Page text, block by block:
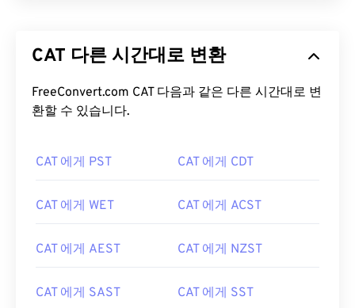
CAT 다른 시간대로 변환
FreeConvert.com CAT 다음과 같은 다른 시간대로 변
환할 수 있습니다.
CAT 에게 PST CAT 에게 CDT
CAT 에게 WET CAT 에게 ACST
CAT 에게 AEST CAT 에게 NZST
CAT 에게 SAST CAT 에게 SST